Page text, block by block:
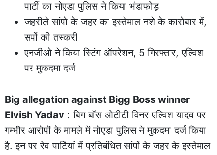
पार्टी का नोएडा पुलिस ने किया भंडाफोड़
जहरीले सांपो के जहर का इस्तेमाल नशे के कारोबार में,
सर्पो की तस्करी
एनजीओ ने किया स्टिंग ऑपरेशन, 5 गिरफ्तार, एल्विश
पर मुकदमा दर्ज
Big allegation against Bigg Boss winner
Elvish Yadav : बिग बॉस ओटीटी विनर एल्विश यादव पर
गम्भीर आरोपों के मामले में नोएडा पुलिस ने मुकदमा दर्ज किया
है. इन पर रेव पार्टियां में प्रतिबंधित सांपों के जहर के इस्तेमाल